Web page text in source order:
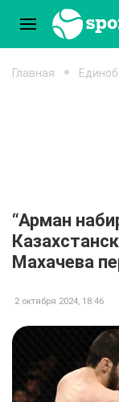
Главная
“Арман
Махачева
2 октября 2024, 18:46